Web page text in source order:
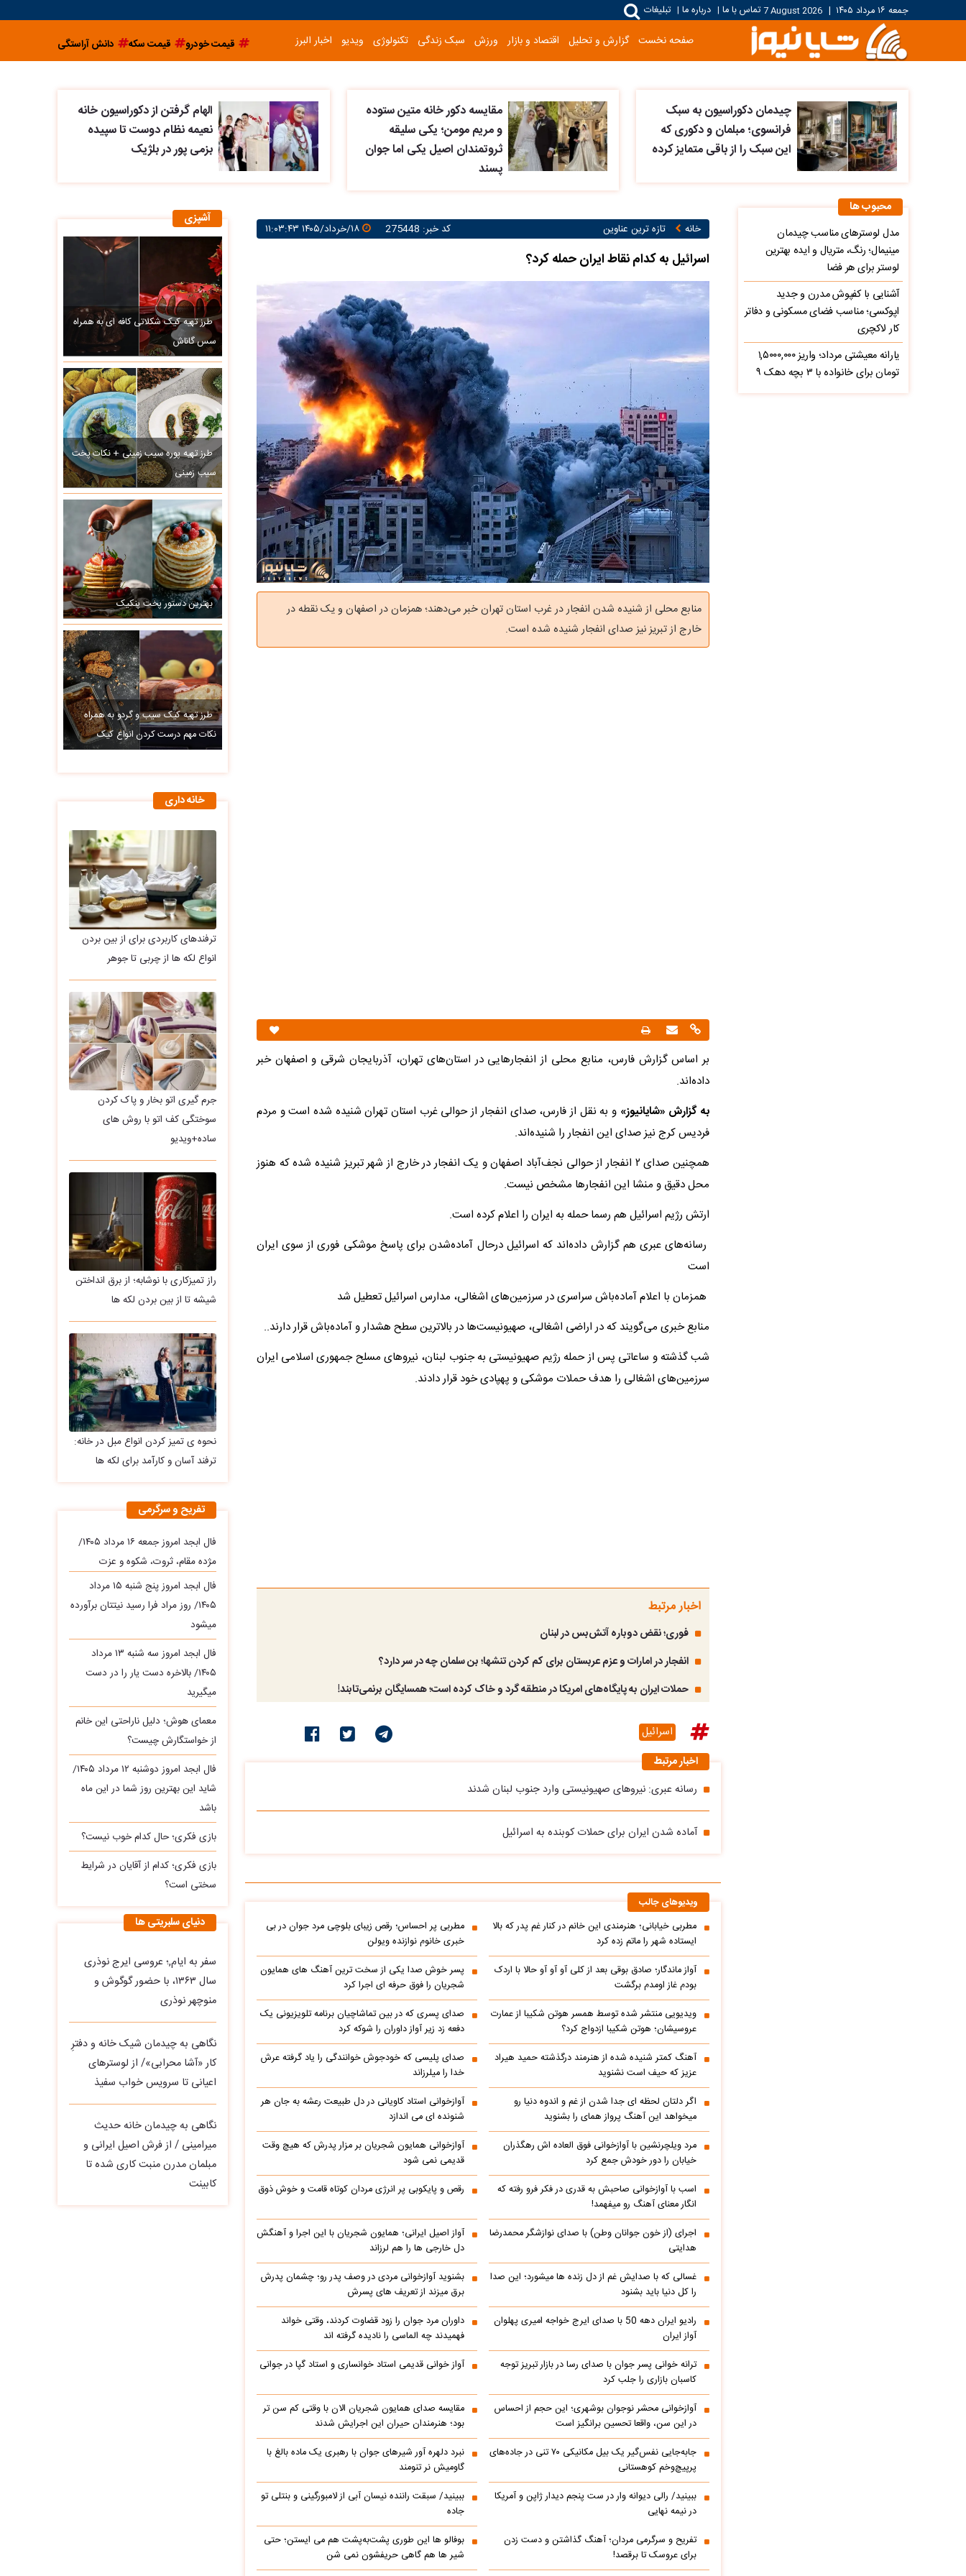
جمعه ۱۶ مرداد ۱۴۰۵ |
7 August 2026تماس با ما | درباره ما | تبلیغات
صفحه نخست گزارش و تحلیل اقتصاد و بازار ورزش سبک زندگی تکنولوژی ویدیو اخبار البرز قیمت خودرو قیمت سکه دانش آراستگی
چیدمان دکوراسیون به سبک
فرانسوی؛ مبلمان و دکوری که
این سبک را از باقی متمایز کرده
مقایسه دکور خانه متین ستوده
و مریم مومن؛ یکی سلیقه
ثروتمندان اصیل یکی اما جوان
پسند
الهام گرفتن از دکوراسیون خانه
نعیمه نظام دوست تا سپیده
بزمی پور در بلژیک
خانه تازه ترین عناوین کد خبر: 275448 ۱۸/خرداد/۱۴۰۵ ۱۱:۰۳:۴۳
اسرائیل به کدام نقاط ایران حمله کرد؟
منابع محلی از شنیده شدن انفجار در غرب استان‌ تهران خبر می‌دهند؛ همزمان در اصفهان و یک نقطه در
خارج از تبریز نیز صدای انفجار شنیده شده است.
بر اساس گزارش فارس، منابع محلی از انفجارهایی در استان‌های تهران، آذربایجان شرقی و اصفهان خبر
داده‌اند.
به گزارش «شایانیوز» و به نقل از فارس، صدای انفجار از حوالی غرب استان تهران شنیده شده است و مردم
فردیس کرج نیز صدای این انفجار را شنیده‌اند.
همچنین صدای ۲ انفجار از حوالی نجف‌آباد اصفهان و یک انفجار در خارج از شهر تبریز شنیده شده که هنوز
محل دقیق و منشا این انفجارها مشخص نیست.
ارتش رژیم اسرائیل هم رسما حمله به ایران را اعلام کرده است.
رسانه‌های عبری هم گزارش داده‌اند که اسرائیل درحال آماده‌شدن برای پاسخ موشکی فوری از سوی ایران
است
‌ همزمان با اعلام آماده‌باش سراسری در سرزمین‌های اشغالی، مدارس اسرائیل تعطیل شد
منابع خبری می‌گویند که در اراضی اشغالی، صهیونیست‌ها در بالاترین سطح هشدار و آماده‌باش قرار دارند..
شب گذشته و ساعاتی پس از حمله رژیم صهیونیستی به جنوب لبنان، نیروهای مسلح جمهوری اسلامی ایران
سرزمین‌های اشغالی را هدف حملات موشکی و پهپادی خود قرار دادند.
اخبار مرتبط
فوری؛ نقض دوباره آتش‌بس در لبنان
انفجار در امارات و عزم عربستان برای کم کردن تنشها؛ بن سلمان چه در سر دارد؟
حملات ایران به پایگاه‌های امریکا در منطقه گرد و خاک کرده است؛ همسایگان برنمی‌تابند!
اسرائیل
اخبار مرتبط
رسانه عبری: نیروهای صهیونیستی وارد جنوب لبنان شدند
آماده شدن ایران برای حملات کوبنده به اسرائیل
ویدیوهای جالب
مطربی خیابانی؛ هنرمندی این خانم در کنار غم پدر که بالا
ایستاده شهر را ماتم زده کرد
مطربی پر احساس؛ رقص زیبای بلوچی مرد جوان در بی
خبری خانوم نوازنده ویولن
آواز ماندگار؛ صادق بوقی بعد از کلی آو آو آو حالا با اردک
بودم غاز اومدم برگشت
پسر خوش صدا یکی از سخت ترین آهنگ های همایون
شجریان را فوق حرفه ای اجرا کرد
ویدیویی منتشر شده توسط همسر هوتن شکیبا از عمارت
عروسیشان؛ هوتن شکیبا ازدواج کرد؟
صدای پسری که در بین تماشاچیان برنامه تلویزیونی یک
دفعه زد زیر آواز داوران را شوکه کرد
آهنگ کمتر شنیده شده از هنرمند درگذشته حمید هیراد
عزیز که حیف است نشنوید
صدای پلیسی که خودجوش خوانندگی را یاد گرفته عرش
خدا را میلرزاند
اگر دلتان لحظه ای جدا شدن از غم و اندوه دنیا رو
میخواهد این آهنگ پرواز همای را بشنوید
آوازخوانی استاد کاویانی در دل طبیعت رعشه به جان هر
شنونده ای می اندازد
مرد ویلچرنشین با آوازخوانی فوق العاده اش رهگذران
خیابان را دور خودش جمع کرد
آوازخوانی همایون شجریان بر مزار پدرش که هیچ وقت
قدیمی نمی شود
اسب با آوازخوانی صاحبش به قدری در فکر فرو رفته که
انگار معنای آهنگ رو میفهمد!
رقص و پایکوبی پر انرژی مردان کوتاه قامت و خوش ذوق
اجرای (از خون جوانان وطن) با صدای نوازشگر محمدرضا
هدایتی
آواز اصیل ایرانی؛ همایون شجریان با این اجرا و آهنگش
دل خارجی ها را هم لرزاند
غسالی که با صدایش غم از دل زنده ها میشورد؛ این صدا
را کل دنیا باید بشنود
بشنوید آوازخوانی مردی در وصف پدر رو؛ چشمان پدرش
برق میزند از تعریف های پسرش
رادیو ایران دهه 50 با صدای ایرج خواجه امیری پهلوان
آواز ایران
داوران مرد جوان را زود قضاوت کردند، وقتی خواند
فهمیدند چه الماسی را نادیده گرفته اند
ترانه خوانی پسر جوان با صدای رسا در بازار تبریز توجه
کاسبان بازاری را جلب کرد
آواز خوانی قدیمی استاد خوانساری و استاد گپا در جوانی
آوازخوانی محشر نوجوان بوشهری؛ این حجم از احساس
در این سن، واقعا تحسین‌ برانگیز است
مقایسه صدای همایون شجریان الان با وقتی کم سن تر
بود؛ هنرمندان حیران این اجرایش شدند
جابه‌جایی نفس‌گیر یک بیل مکانیکی ۷۰ تنی در جاده‌های
پرپیچ‌وخم کوهستانی
نبرد دلهره آور شیرهای جوان با رهبری یک ماده بالغ با
گاومیش نر تنومند
ببینید/ رالی دیوانه وار در ست پنجم دیدار ژاپن و آمریکا
در نیمه نهایی
ببینید/ سبقت راننده نیسان آبی از لامبورگینی و بنتلی تو
جاده
تفریح و سرگرمی مردان؛ آهنگ گذاشتن و دست زدن
برای عروسک تا برقصد!
بوفالو ها این‌ طوری پشت‌به‌پشت هم می‌ ایستن؛ حتی
شیر ها هم گاهی حریفشون نمی‌ شن
آشپزی
طرز تهیه کیک شکلاتی کافه ای به همراه
سس گاناش
طرز تهیه پوره سیب زمینی + نکات پخت
سیب زمینی
بهترین دستور پخت پنکیک
طرز تهیه کیک سیب و گردو به همراه
نکات مهم درست کردن انواع کیک
خانه داری
ترفندهای کاربردی برای از بین بردن
انواع لکه ها از چربی تا جوهر
جرم گیری اتو بخار و پاک کردن
سوختگی کف اتو با روش های
ساده+ویدیو
راز تمیزکاری با نوشابه؛ از برق انداختن
شیشه تا از بین بردن لکه ها
نحوه ی تمیز کردن انواع مبل در خانه:
ترفند آسان و کارآمد برای لکه ها
تفریح و سرگرمی
فال ابجد امروز جمعه ۱۶ مرداد ۱۴۰۵/
مژده مقام، ثروت، شکوه و عزت
فال ابجد امروز پنج شنبه ۱۵ مرداد
۱۴۰۵/ روز مراد فرا رسید نیتتان برآورده
میشود
فال ابجد امروز سه‌ شنبه ۱۳ مرداد
۱۴۰۵/ بالاخره دست یار را در دست
میگیرید
معمای هوش؛ دلیل ناراحتی این خانم
از خواستگارش چیست؟
فال ابجد امروز دوشنبه ۱۲ مرداد ۱۴۰۵/
شاید این بهترین روز شما در این ماه
باشد
بازی فکری؛ حال کدام خوب نیست؟
بازی فکری؛ کدام از آقایان در شرایط
سختی است؟
دنیای سلبریتی ها
سفر به ایام,؛ عروسی ایرج نوذری
سال ۱۳۶۳، با حضور گوگوش و
منوچهر نوذری
نگاهی به چیدمان شیک خانه و دفترِ
کار «آشا محرابی»/ از لوسترهای
اعیانی تا سرویس خواب سفیذ
نگاهی به چیدمان خانه حدیث
میرامینی / از فرش اصیل ایرانی و
مبلمان مدرن منبت‌ کاری‌ شده تا
کابینت
محبوب ها
مدل لوسترهای مناسب چیدمان
مینیمال؛ رنگ، متریال و ایده بهترین
لوستر برای هر فضا
آشنایی با کفپوش مدرن و جدید
اپوکسی؛ مناسب فضای مسکونی و دفاتر
کار لاکچری
یارانه معیشتی مرداد؛ واریز ۱,۵۰۰۰,۰۰۰
تومان برای خانواده با ۳ بچه دهک ۹